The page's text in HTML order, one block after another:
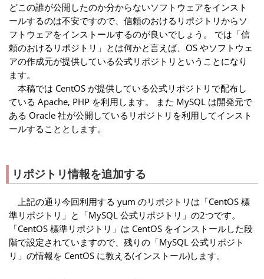
どこの誰が公開したのか分からないソフトウェアをインスト
ールするのは不安ですので、信頼のおけるリポジトリからソ
フトウェアをインストールするのが良いでしょう。 では「信
頼のおけるリポジトリ」とは何かと言えば、OS やソフトウェ
アの作成元が提供している公式リポジトリということになり
ます。
本稿では CentOS が提供している公式リポジトリで配布し
ている Apache, PHP を利用します。 また MySQL は開発元で
ある Oracle 社が公開しているリポジトリを利用してインスト
ールすることとします。
リポジトリ情報を追加する
上記の通り今回利用する yum のリポジトリは「CentOS 標
準リポジトリ」と「MySQL 公式リポジトリ」の2つです。
「CentOS 標準リポジトリ」は CentOS をインストールした段
階で設定されていますので、残りの「MySQL 公式リポジト
リ」の情報を CentOS に教える(インストール)します。